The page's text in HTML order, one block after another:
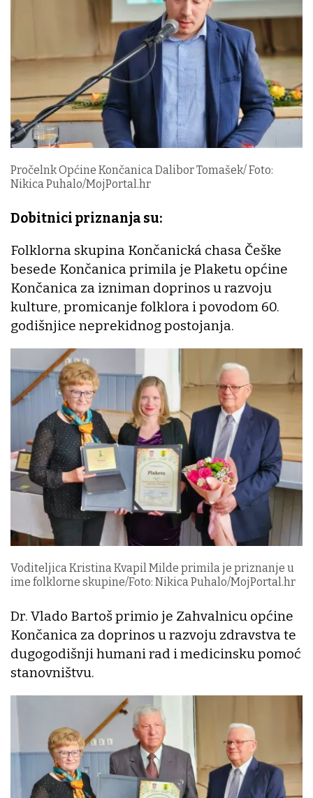
Pročelnk Općine Končanica Dalibor Tomašek/ Foto:
Nikica Puhalo/MojPortal.hr
Dobitnici priznanja su:
Folklorna skupina Končanická chasa Češke
besede Končanica primila je Plaketu općine
Končanica za izniman doprinos u razvoju
kulture, promicanje folklora i povodom 60.
godišnjice neprekidnog postojanja.
Voditeljica Kristina Kvapil Milde primila je priznanje u
ime folklorne skupine/Foto: Nikica Puhalo/MojPortal.hr
Dr. Vlado Bartoš primio je Zahvalnicu općine
Končanica za doprinos u razvoju zdravstva te
dugogodišnji humani rad i medicinsku pomoć
stanovništvu.